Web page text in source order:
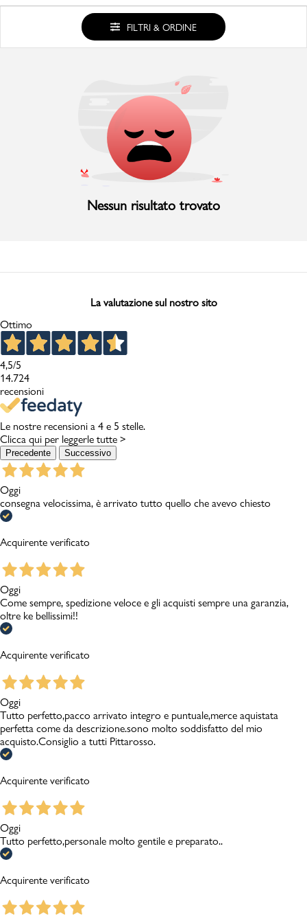
Uomo Bambino
Valigie
Accedi | Registrati
Promo & News
contatti
pcard
Gift card
FILTRI & ORDINE
Nessun risultato trovato
La valutazione sul nostro sito
Ottimo
4,5/5
14.724
recensioni
Le nostre recensioni a 4 e 5 stelle.
Clicca qui per leggerle tutte >
Precedente Successivo
Oggi
consegna velocissima, è arrivato tutto quello che avevo chiesto
Acquirente verificato
Oggi
Come sempre, spedizione veloce e gli acquisti sempre una garanzia,
oltre ke bellissimi!!
Acquirente verificato
Oggi
Tutto perfetto,pacco arrivato integro e puntuale,merce aquistata
perfetta come da descrizione.sono molto soddisfatto del mio
acquisto.Consiglio a tutti Pittarosso.
Acquirente verificato
Oggi
Tutto perfetto,personale molto gentile e preparato..
Acquirente verificato